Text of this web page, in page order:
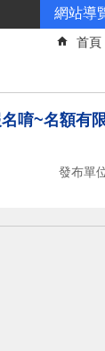
網站導
首頁
唷~名額有
發布單